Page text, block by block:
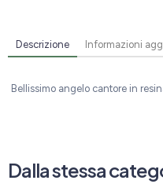
Descrizione Informazioni
Bellissimo angelo cantore in
Dalla stessa